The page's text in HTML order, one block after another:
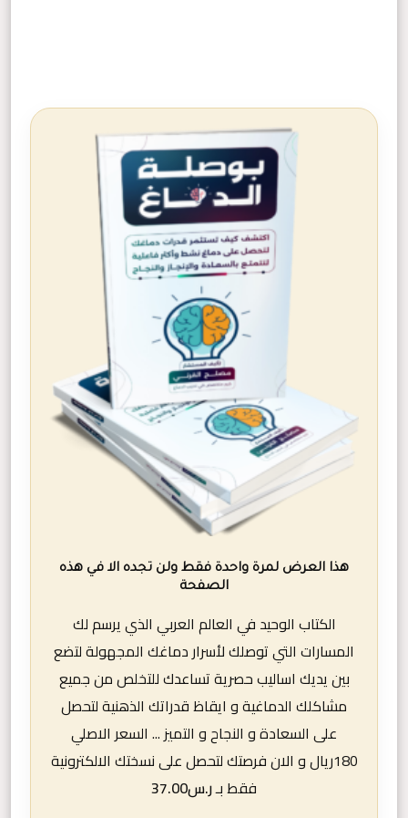
هذا العرض لمرة واحدة فقط ولن تجده الا في هذه
الصفحة
الكتاب الوحيد في العالم العربي الذي يرسم لك
المسارات التي توصلك لأسرار دماغك المجهولة لتضع
بين يديك اساليب حصرية تساعدك للتخلص من جميع
مشاكلك الدماغية و ايقاظ قدراتك الذهنية لتحصل
على السعادة و النجاح و التميز ... السعر الاصلي
180ريال و الان فرصتك لتحصل على نسختك الالكترونية
فقط بـر.س37.00